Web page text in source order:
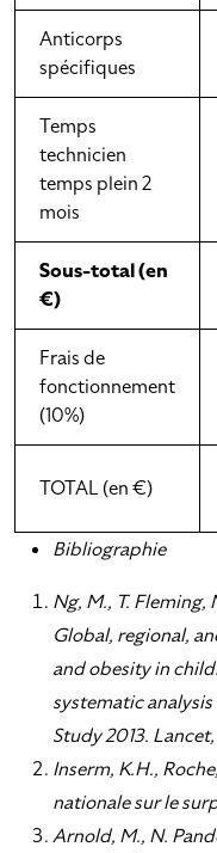
Anticorps
spécifiques
Temps
technicien
temps plein 2
mois
Sous-total (en
€)
Frais de
fonctionnement
(10%)
TOTAL (en €)
Bibliographie
Ng, M., T. Fleming,
Global, regional,
and obesity in
systematic
Study 2013.
Inserm, K.H.,
nationale sur le
Arnold, M., N.